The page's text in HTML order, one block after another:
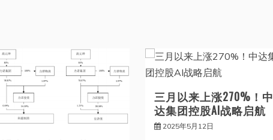
三月以来上涨270%！中
达集团控股AI战略启航
2025年5月12日